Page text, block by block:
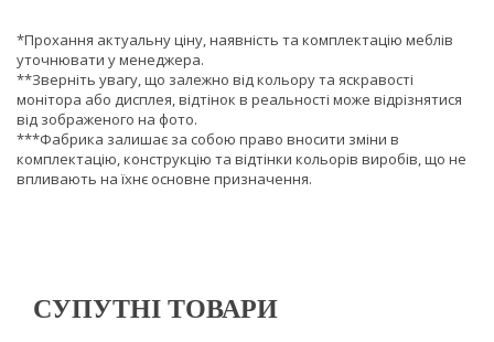
*Прохання актуальну ціну, наявність та комплектацію меблів
уточнювати у менеджера.
**Зверніть увагу, що залежно від кольору та яскравості
монітора або дисплея, відтінок в реальності може відрізнятися
від зображеного на фото.
***Фабрика залишає за собою право вносити зміни в
комплектацію, конструкцію та відтінки кольорів виробів, що не
впливають на їхнє основне призначення.
СУПУТНІ ТОВАРИ